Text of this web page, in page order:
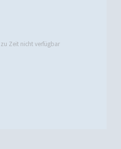
Zeit nicht verfügbar